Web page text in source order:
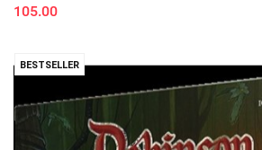
105.00
BESTSELLER